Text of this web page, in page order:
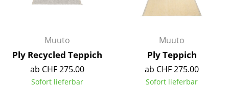
Bürosessel
Einzelteile
... alle Sitzmöbel
Muuto
Ply Recycled Teppich
ab CHF 275.00
Sofort lieferbar
Muuto
Ply Teppich
ab CHF 275.00
Sofort lieferbar